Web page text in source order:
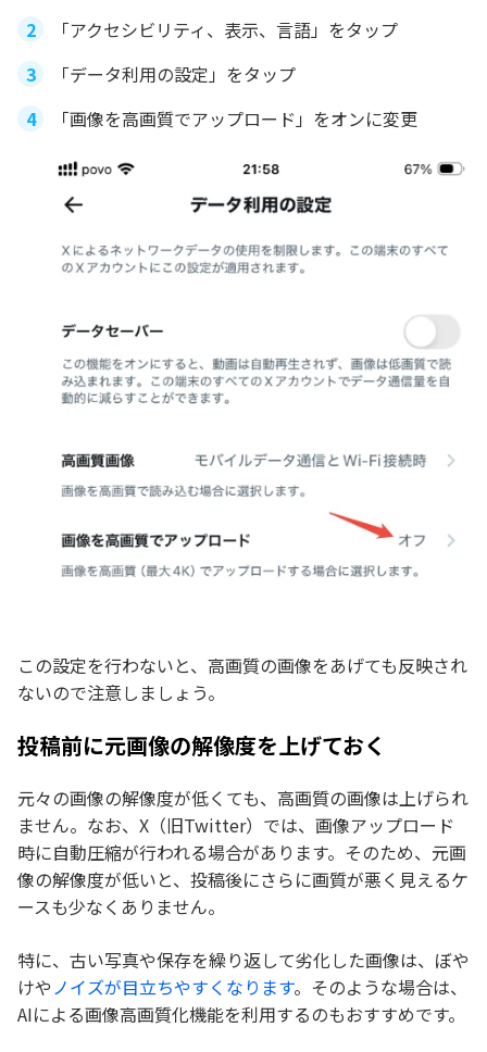
「アクセシビリティ、表示、言語」をタップ
「データ利用の設定」をタップ
「画像を高画質でアップロード」をオンに変更
この設定を行わないと、高画質の画像をあげても反映され
ないので注意しましょう。
投稿前に元画像の解像度を上げておく
元々の画像の解像度が低くても、高画質の画像は上げられ
ません。なお、X（旧Twitter）では、画像アップロード
時に自動圧縮が行われる場合があります。そのため、元画
像の解像度が低いと、投稿後にさらに画質が悪く見えるケ
ースも少なくありません。
特に、古い写真や保存を繰り返して劣化した画像は、ぼや
けや ノイズが目立ちやすくなります。そのような場合は、
AIによる画像高画質化機能を利用するのもおすすめです。